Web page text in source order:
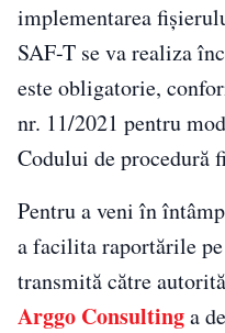
implementarea
SAF-T se va realiza
este obligatorie,
nr. 11/2021 pentru
Codului de procedură
Pentru a veni în
a facilita raportările pe
transmită către
Arggo Consultinga